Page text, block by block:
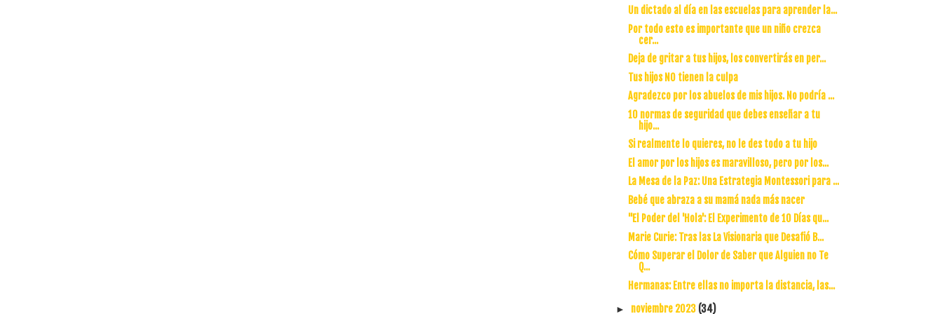
Un dictado al día en las escuelas para aprender la...
Por todo esto es importante que un niño crezca
cer...
Deja de gritar a tus hijos, los convertirás en per...
Tus hijos NO tienen la culpa
Agradezco por los abuelos de mis hijos. No podría ...
10 normas de seguridad que debes enseñar a tu
hijo...
Si realmente lo quieres, no le des todo a tu hijo
El amor por los hijos es maravilloso, pero por los...
La Mesa de la Paz: Una Estrategia Montessori para ...
Bebé que abraza a su mamá nada más nacer
"El Poder del 'Hola': El Experimento de 10 Días qu...
Marie Curie: Tras las La Visionaria que Desafió B...
Cómo Superar el Dolor de Saber que Alguien no Te
Q...
Hermanas: Entre ellas no importa la distancia, las...
► noviembre 2023 (34)